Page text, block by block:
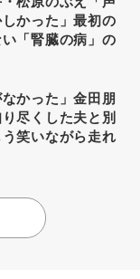
かった」最初の
「腎臓の病」の
かった」金田朋
尽くした夫と別
笑いながら走れ